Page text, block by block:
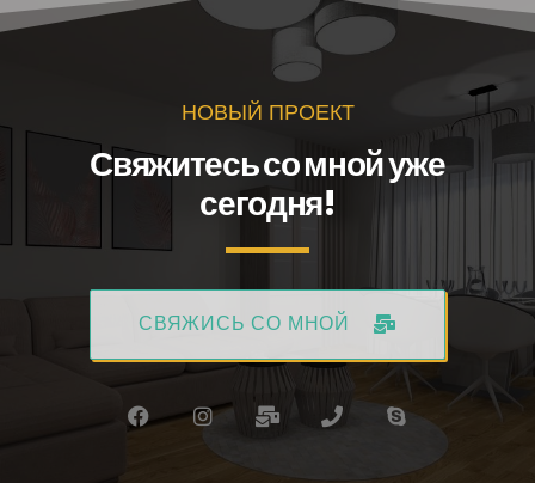
НОВЫЙ ПРОЕКТ
Свяжитесь со мной уже
сегодня!
СВЯЖИСЬ СО МНОЙ